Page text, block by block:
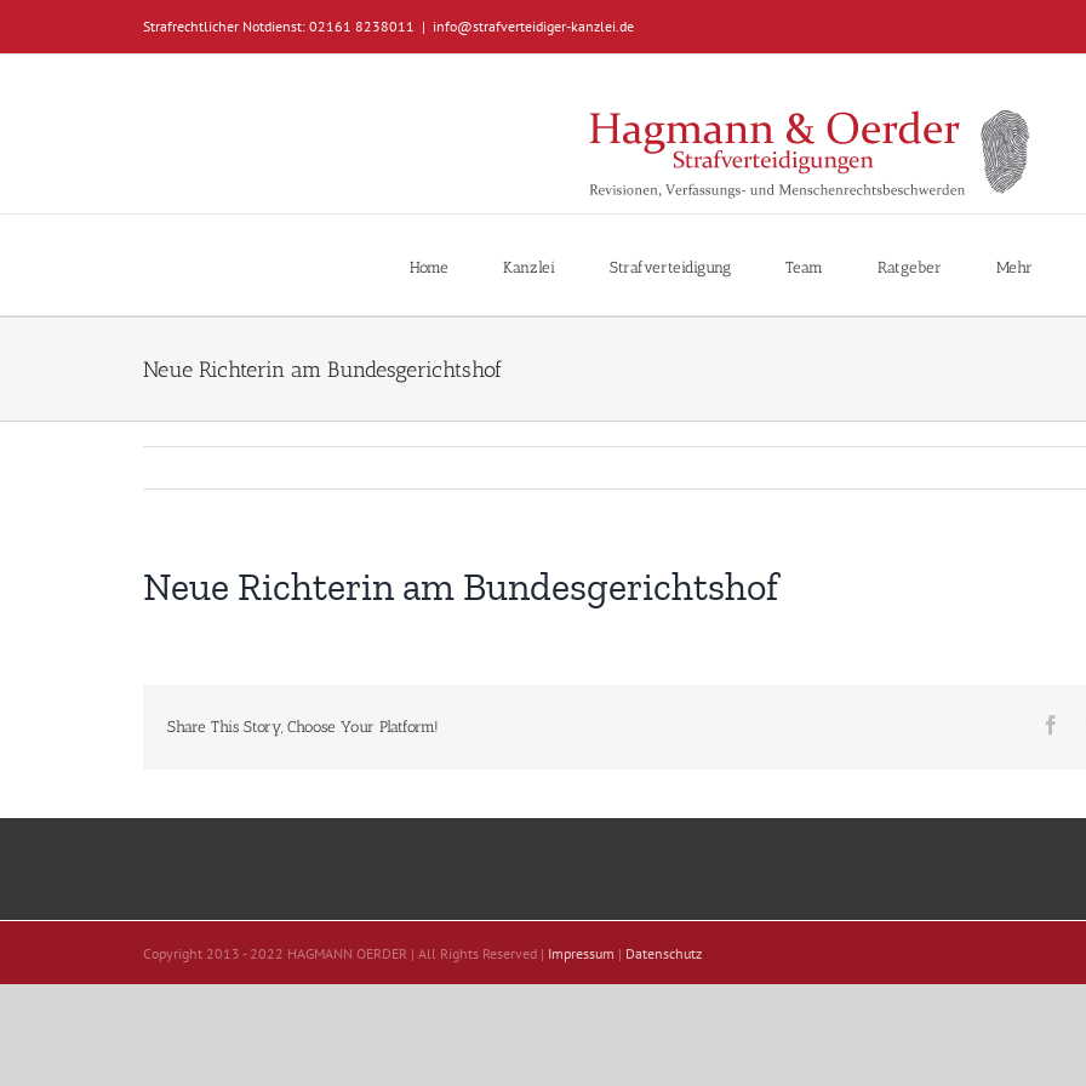
springen
Strafrechtlicher Notdienst: 02161 8238011 | info@strafverteidiger-kanzlei.de
Home Kanzlei Strafverteidigung Team Ratgeber Mehr
Neue Richterin am Bundesgerichtshof
Neue Richterin am Bundesgerichtshof
Share This Story, Choose Your Platform!
Copyright 2013 - 2022 HAGMANN OERDER | All Rights Reserved | Impressum | Datenschutz